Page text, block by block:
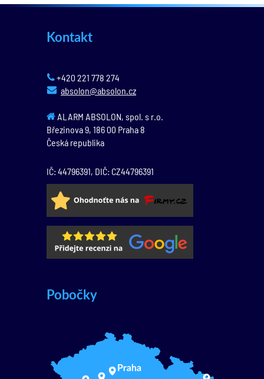
Kontakt
+420 221 778 274
absolon@absolon.cz
ALARM ABSOLON, spol. s r.o.
Březinova 9, 186 00 Praha 8
Česká republika
IČ: 44796391, DIČ: CZ44796391
Pobočky